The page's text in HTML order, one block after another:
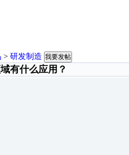
> 研发制造 我要发帖
有什么应用？